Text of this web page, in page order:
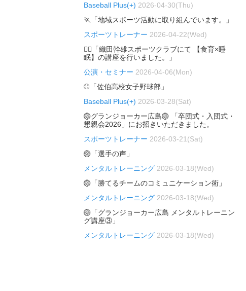
Baseball Plus(+) 2026-04-30(Thu)
🏃「地域スポーツ活動に取り組んでいます。」
スポーツトレーナー 2026-04-22(Wed)
🏃‍♂️「織田幹雄スポーツクラブにて 【食育×睡
眠】の講座を行いました。」
公演・セミナー 2026-04-06(Mon)
⚾「佐伯高校女子野球部」
Baseball Plus(+) 2026-03-28(Sat)
🏐グランジョーカー広島🏐 「卒団式・入団式・
懇親会2026」にお招きいただきました。
スポーツトレーナー 2026-03-21(Sat)
🏐「選手の声」
メンタルトレーニング 2026-03-18(Wed)
🏐「勝てるチームのコミュニケーション術」
メンタルトレーニング 2026-03-18(Wed)
🏐「グランジョーカー広島 メンタルトレーニン
グ講座③」
メンタルトレーニング 2026-03-18(Wed)